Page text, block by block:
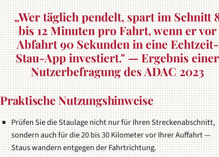
„Wer täglich pendelt, spart im Schnitt
bis 12 Minuten pro Fahrt, wenn er vor
Abfahrt 90 Sekunden in eine Echtzeit-
Stau-App investiert." — Ergebnis einer
Nutzerbefragung des ADAC 2023
Praktische Nutzungshinweise
Prüfen Sie die Staulage nicht nur für Ihren Streckenabschnitt,
sondern auch für die 20 bis 30 Kilometer vor Ihrer Auffahrt —
Staus wandern entgegen der Fahrtrichtung.